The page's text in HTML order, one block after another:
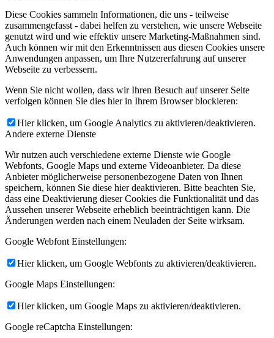
Diese Cookies sammeln Informationen, die uns - teilweise
zusammengefasst - dabei helfen zu verstehen, wie unsere Webseite
genutzt wird und wie effektiv unsere Marketing-Maßnahmen sind.
Auch können wir mit den Erkenntnissen aus diesen Cookies unsere
Anwendungen anpassen, um Ihre Nutzererfahrung auf unserer
Webseite zu verbessern.
Wenn Sie nicht wollen, dass wir Ihren Besuch auf unserer Seite
verfolgen können Sie dies hier in Ihrem Browser blockieren:
Hier klicken, um Google Analytics zu aktivieren/deaktivieren.
Andere externe Dienste
Wir nutzen auch verschiedene externe Dienste wie Google
Webfonts, Google Maps und externe Videoanbieter. Da diese
Anbieter möglicherweise personenbezogene Daten von Ihnen
speichern, können Sie diese hier deaktivieren. Bitte beachten Sie,
dass eine Deaktivierung dieser Cookies die Funktionalität und das
Aussehen unserer Webseite erheblich beeinträchtigen kann. Die
Änderungen werden nach einem Neuladen der Seite wirksam.
Google Webfont Einstellungen:
Hier klicken, um Google Webfonts zu aktivieren/deaktivieren.
Google Maps Einstellungen:
Hier klicken, um Google Maps zu aktivieren/deaktivieren.
Google reCaptcha Einstellungen: